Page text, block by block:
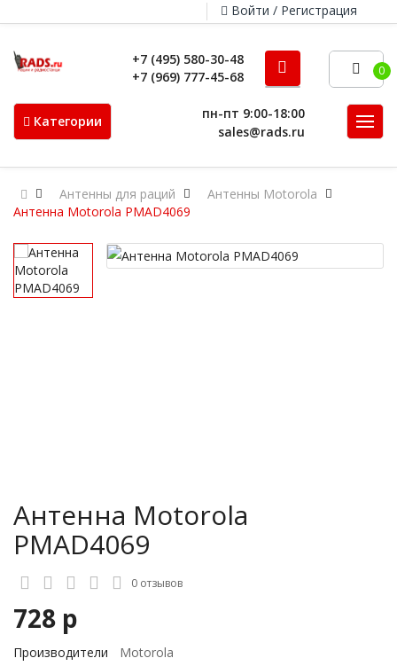
Войти / Регистрация
+7 (495) 580-30-48
+7 (969) 777-45-68
0
Категории
пн-пт 9:00-18:00
sales@rads.ru
Антенны для раций
Антенны Motorola
Антенна Motorola PMAD4069
Антенна Motorola
PMAD4069
0 отзывов
728 р
Производители
Motorola